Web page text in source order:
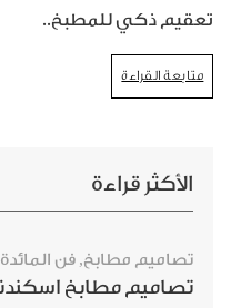
تعقيم ذكي للمطبخ..
متابعة القراءة
الأكثر قراءة
تصاميم مطابخ, فن المائدة